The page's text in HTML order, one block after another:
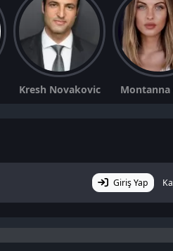
Kresh Novakovic Montanna
Giriş Yap